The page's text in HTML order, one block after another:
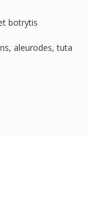
botrytis
aleurodes, tuta